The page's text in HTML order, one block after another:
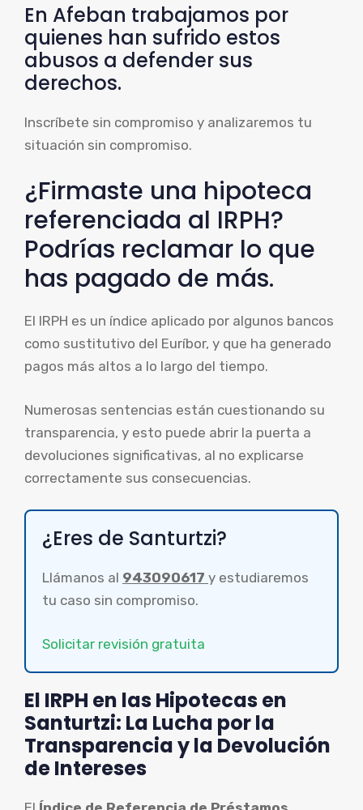
En Afeban trabajamos por
quienes han sufrido estos
abusos a defender sus
derechos.
Inscríbete sin compromiso y analizaremos tu
situación sin compromiso.
¿Firmaste una hipoteca
referenciada al IRPH?
Podrías reclamar lo que
has pagado de más.
El IRPH es un índice aplicado por algunos bancos
como sustitutivo del Euríbor, y que ha generado
pagos más altos a lo largo del tiempo.
Numerosas sentencias están cuestionando su
transparencia, y esto puede abrir la puerta a
devoluciones significativas, al no explicarse
correctamente sus consecuencias.
¿Eres de Santurtzi?
Llámanos al 943090617 y estudiaremos
tu caso sin compromiso.
Solicitar revisión gratuita
El IRPH en las Hipotecas en
Santurtzi: La Lucha por la
Transparencia y la Devolución
de Intereses